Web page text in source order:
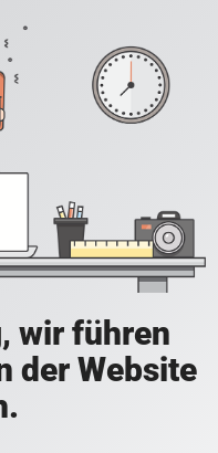
wir führen
der Website